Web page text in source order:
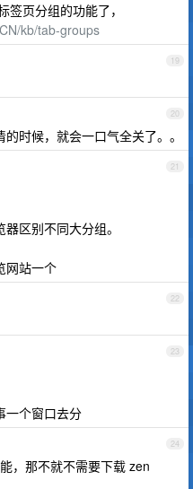
页分组的功能了，
kb/tab-groups
19
20
时候，就会一口气全关了。。
21
区别不同大分组。
网站一个
22
23
一个窗口去分
24
，那不就不需要下载 zen